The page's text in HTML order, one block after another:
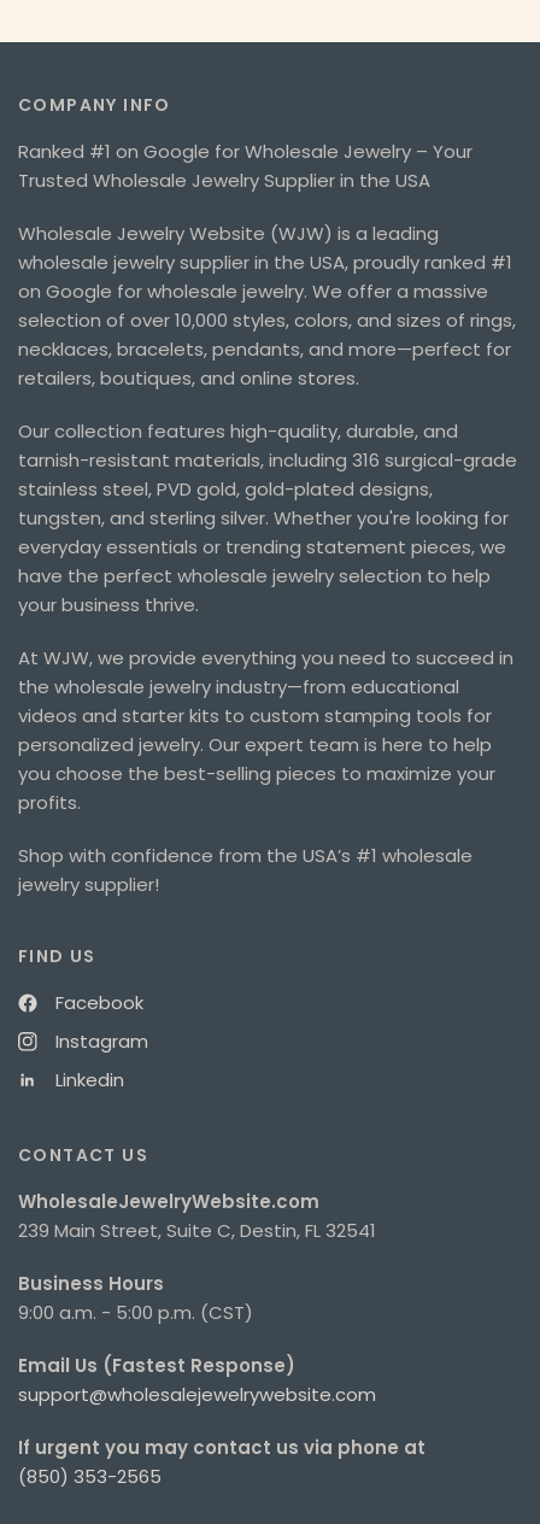
COMPANY INFO
Ranked #1 on Google for Wholesale Jewelry – Your
Trusted Wholesale Jewelry Supplier in the USA
Wholesale Jewelry Website (WJW) is a leading
wholesale jewelry supplier in the USA, proudly ranked #1
on Google for wholesale jewelry. We offer a massive
selection of over 10,000 styles, colors, and sizes of rings,
necklaces, bracelets, pendants, and more—perfect for
retailers, boutiques, and online stores.
Our collection features high-quality, durable, and
tarnish-resistant materials, including 316 surgical-grade
stainless steel, PVD gold, gold-plated designs,
tungsten, and sterling silver. Whether you're looking for
everyday essentials or trending statement pieces, we
have the perfect wholesale jewelry selection to help
your business thrive.
At WJW, we provide everything you need to succeed in
the wholesale jewelry industry—from educational
videos and starter kits to custom stamping tools for
personalized jewelry. Our expert team is here to help
you choose the best-selling pieces to maximize your
profits.
Shop with confidence from the USA’s #1 wholesale
jewelry supplier!
FIND US
Facebook
Instagram
Linkedin
CONTACT US
WholesaleJewelryWebsite.com
239 Main Street, Suite C, Destin, FL 32541
Business Hours
9:00 a.m. - 5:00 p.m. (CST)
Email Us (Fastest Response)
support@wholesalejewelrywebsite.com
If urgent you may contact us via phone at
(850) 353-2565